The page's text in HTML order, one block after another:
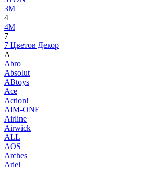
3М
4
4M
7
7 Цветов Декор
A
Abro
Absolut
ABtoys
Ace
Action!
AIM-ONE
Airline
Airwick
ALL
AOS
Arches
Ariel